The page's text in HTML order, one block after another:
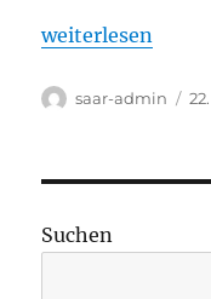
„Der Chiemit
weiterlesen
Autor
saar-admin
Suchen